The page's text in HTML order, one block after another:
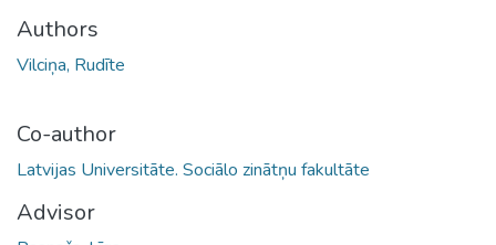
Authors
Vilciņa, Rudīte
Co-author
Latvijas Universitāte. Sociālo zinātņu fakultāte
Advisor